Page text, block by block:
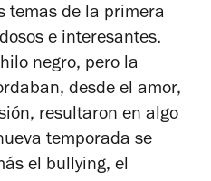
temas de la primera
e interesantes.
negro, pero la
desde el amor,
resultaron en algo
temporada se
el bullying, el